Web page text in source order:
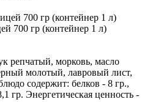
700 гр (контейнер 1 л)
репчатый, морковь, масло
молотый, лавровый лист,
содержит: белков - 8 гр.,
гр. Энергетическая ценность -